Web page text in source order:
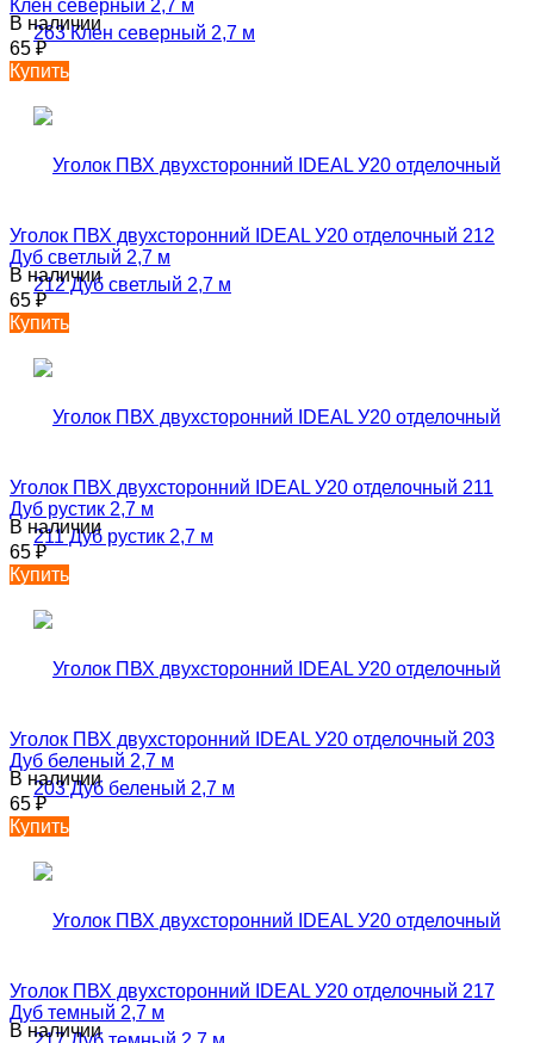
Клен северный 2,7 м
В наличии
65₽
Купить
Уголок ПВХ двухсторонний IDEAL У20 отделочный 212
Дуб светлый 2,7 м
В наличии
65₽
Купить
Уголок ПВХ двухсторонний IDEAL У20 отделочный 211
Дуб рустик 2,7 м
В наличии
65₽
Купить
Уголок ПВХ двухсторонний IDEAL У20 отделочный 203
Дуб беленый 2,7 м
В наличии
65₽
Купить
Уголок ПВХ двухсторонний IDEAL У20 отделочный 217
Дуб темный 2,7 м
В наличии